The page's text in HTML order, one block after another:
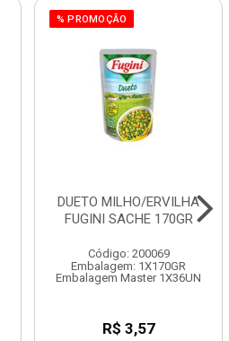
% PROMOÇÃO
DUETO MILHO/ERVILHA
FUGINI SACHE 170GR
Código: 200069
Embalagem: 1X170GR
Embalagem Master 1X36UN
R$ 3,57